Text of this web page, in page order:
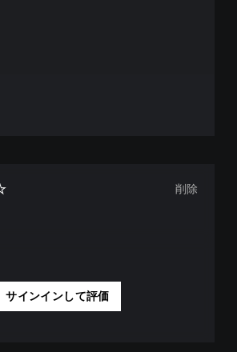
サインインして評価
削除